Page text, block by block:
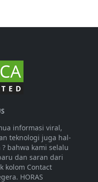
informasi viral,
teknologi juga hal-
bahwa kami selalu
dan saran dari
kolom Contact
HORAS